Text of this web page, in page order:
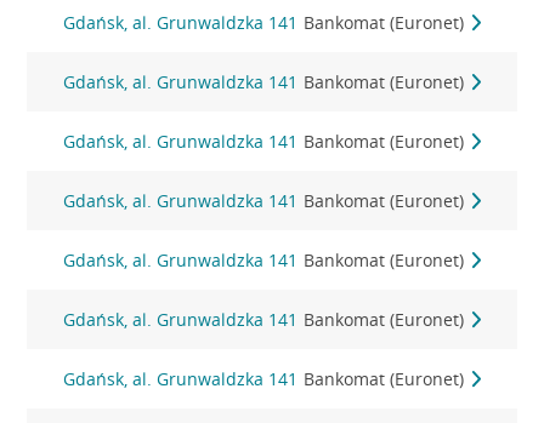
Gdańsk, al. Grunwaldzka 141 Bankomat (Euronet)
Gdańsk, al. Grunwaldzka 141 Bankomat (Euronet)
Gdańsk, al. Grunwaldzka 141 Bankomat (Euronet)
Gdańsk, al. Grunwaldzka 141 Bankomat (Euronet)
Gdańsk, al. Grunwaldzka 141 Bankomat (Euronet)
Gdańsk, al. Grunwaldzka 141 Bankomat (Euronet)
Gdańsk, al. Grunwaldzka 141 Bankomat (Euronet)